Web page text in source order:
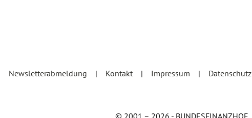
Newsletterabmeldung Kontakt Impressum Datenschutz
© 2001 – 2026 - BUNDESFINANZHOF